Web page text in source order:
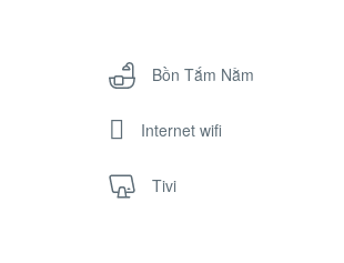
Bồn Tắm Nằm
Internet wifi
Tivi